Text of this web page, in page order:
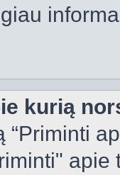
kurią
“Priminti